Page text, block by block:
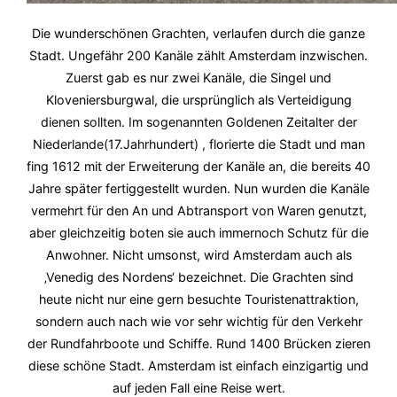
Die wunderschönen Grachten, verlaufen durch die ganze
Stadt. Ungefähr 200 Kanäle zählt Amsterdam inzwischen.
Zuerst gab es nur zwei Kanäle, die Singel und
Kloveniersburgwal, die ursprünglich als Verteidigung
dienen sollten. Im sogenannten Goldenen Zeitalter der
Niederlande(17.Jahrhundert) , florierte die Stadt und man
fing 1612 mit der Erweiterung der Kanäle an, die bereits 40
Jahre später fertiggestellt wurden. Nun wurden die Kanäle
vermehrt für den An und Abtransport von Waren genutzt,
aber gleichzeitig boten sie auch immernoch Schutz für die
Anwohner. Nicht umsonst, wird Amsterdam auch als
‚Venedig des Nordens‘ bezeichnet. Die Grachten sind
heute nicht nur eine gern besuchte Touristenattraktion,
sondern auch nach wie vor sehr wichtig für den Verkehr
der Rundfahrboote und Schiffe. Rund 1400 Brücken zieren
diese schöne Stadt. Amsterdam ist einfach einzigartig und
auf jeden Fall eine Reise wert.